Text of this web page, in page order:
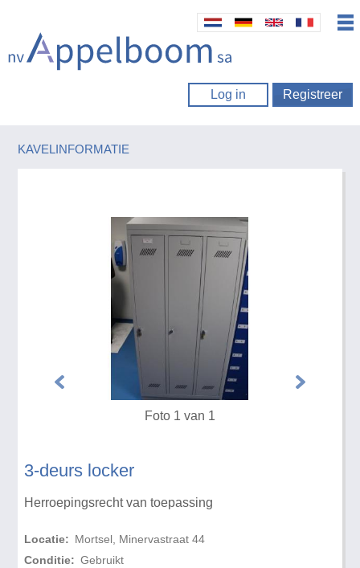
Log in Registreer
KAVELINFORMATIE
3-deurs locker
Herroepingsrecht van toepassing
Locatie: Mortsel, Minervastraat 44
Conditie: Gebruikt
Foto 1 van 1